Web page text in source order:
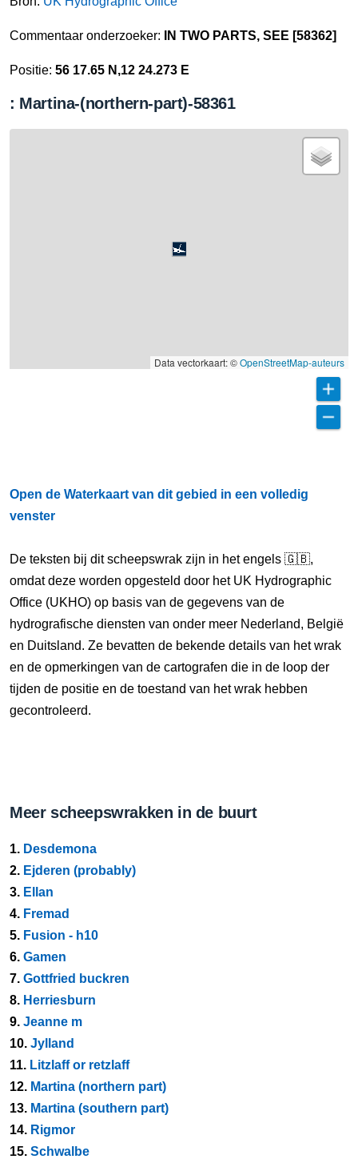
Commentaar onderzoeker: IN TWO PARTS, SEE [58362]
Positie: 56 17.65 N,12 24.273 E
: Martina-(northern-part)-58361
Data vectorkaart: ©OpenStreetMap-auteurs
Open de Waterkaart van dit gebied in een volledig
venster
De teksten bij dit scheepswrak zijn in het engels 🇬🇧,
omdat deze worden opgesteld door het UK Hydrographic
Office (UKHO) op basis van de gegevens van de
hydrografische diensten van onder meer Nederland, België
en Duitsland. Ze bevatten de bekende details van het wrak
en de opmerkingen van de cartografen die in de loop der
tijden de positie en de toestand van het wrak hebben
gecontroleerd.
Meer scheepswrakken in de buurt
1. Desdemona
2. Ejderen (probably)
3. Ellan
4. Fremad
5. Fusion - h10
6. Gamen
7. Gottfried buckren
8. Herriesburn
9. Jeanne m
10. Jylland
11. Litzlaff or retzlaff
12. Martina (northern part)
13. Martina (southern part)
14. Rigmor
15. Schwalbe